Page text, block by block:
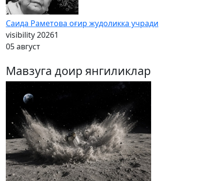
Саида Раметова оғир жудоликка учради
visibility20261
05 август
Мавзуга доир янгиликлар